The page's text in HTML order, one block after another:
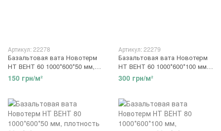
Артикул: 22278
Базальтовая вата Новотерм
НТ ВЕНТ 60 1000*600*50 мм,
плотность 60кг/м3
150 грн/м²
Артикул: 22279
Базальтовая вата Новотерм
НТ ВЕНТ 60 1000*600*100 мм,
плотность 60кг/м3
300 грн/м²